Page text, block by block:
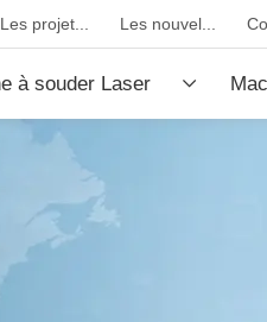
Les projet... Les nouvel...
à souder Laser